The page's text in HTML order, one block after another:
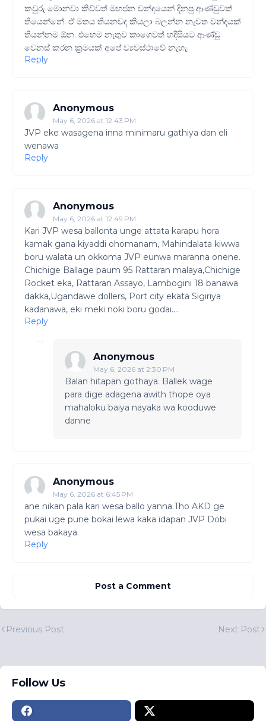
කවුරු මොනවා කිව්වත් මහජන චන්දයෙන් දිනපු ආණ්ඩුවක්
තියෙන්නේ. ඒ මතය තියනවද කියලා බලන්න නැවත චන්දයක්
තියන්නම ඕන. එහෙම නැතුව කාගෙවත් හදිසියට ආණ්ඩු
වෙනස් කරන ක්‍රමයක් අපේ ව්‍යවස්ථාවේ නැහැ.
Reply
Anonymous
May 6, 2026 at 12:43 PM
JVP eke wasagena inna minimaru gathiya dan eli
wenawa
Reply
Anonymous
May 6, 2026 at 12:49 PM
Kari JVP wesa ballonta unge attata karapu hora
kamak gana kiyaddi ohomanam, Mahindalata kiwwa
boru walata un okkoma JVP eunwa maranna onene.
Chichige Ballage paum 95 Rattaran malaya,Chichige
Rocket eka, Rattaran Assayo, Lambogini 18 banawa
dakka,Ugandawe dollers, Port city ekata Sigiriya
kadanawa, eki meki noki boru godai....
Reply
Anonymous
May 6, 2026 at 2:30 PM
Balan hitapan gothaya. Ballek wage
para dige adagena awith thope oya
mahaloku baiya nayaka wa kooduwe
danne
Anonymous
May 6, 2026 at 6:45 PM
ane nikan pala kari wesa ballo yanna.Tho AKD ge
pukai uge pune bokai lewa kaka idapan JVP Dobi
wesa bakaya.
Reply
Post a Comment
Previous Post Next Post
Follow Us